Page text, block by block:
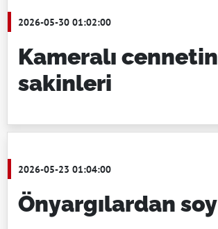
2026-05-30 01:02:00
Kameralı
sakinleri
2026-05-23 01:04:00
Önyargılardan